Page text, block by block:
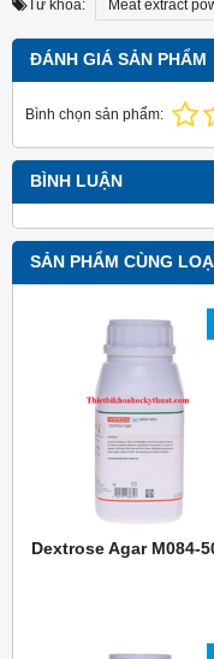
Từ khóa: Meat extract
ĐÁNH GIÁ SẢN PHẨM
Bình chọn sản phẩm:
BÌNH LUẬN
SẢN PHẨM CÙNG LOẠI
Dextrose Agar M084-